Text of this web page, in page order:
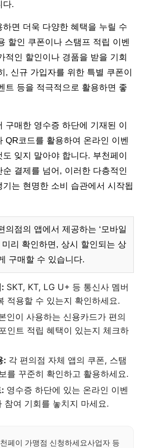
다.
하면 더욱 다양한 혜택을 누릴 수
할인 쿠폰이나 스탬프 적립 이벤
적인 할인이나 경품을 받을 기회
, 신규 가입자를 위한 특별 쿠폰이
트 등을 적극적으로 활용하면 좋
구매한 영수증 하단에 기재된 이
QR코드를 활용하여 온라인 이벤
잊지 말아야 합니다. 부천페이
순 결제를 넘어, 이러한 다층적인
는 현명한 소비 습관에서 시작됩
의점의 앱에서 제공하는 ‘모바일
미리 확인하면, 상시 할인되는 상
구매할 수 있습니다.
SKT, KT, LG U+ 등 통신사 멤버
적용할 수 있는지 확인하세요.
인이 사용하는 신용카드가 편의
인트 적립 혜택이 있는지 체크하
: 각 편의점 자체 앱의 쿠폰, 스탬
를 꾸준히 확인하고 활용하세요.
영수증 하단에 있는 온라인 이벤
참여 기회를 놓치지 마세요.
페이 가맹점 신청하세요사업자 등